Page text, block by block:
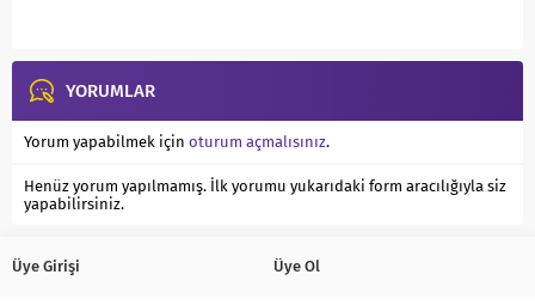
YORUMLAR
Yorum yapabilmek için oturum açmalısınız.
Henüz yorum yapılmamış. İlk yorumu yukarıdaki form aracılığıyla siz
yapabilirsiniz.
Üye Girişi Üye Ol